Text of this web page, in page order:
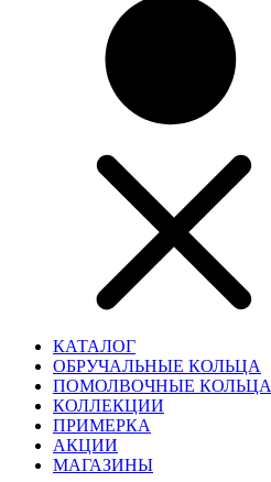
КАТАЛОГ
ОБРУЧАЛЬНЫЕ КОЛЬЦА
ПОМОЛВОЧНЫЕ КОЛЬЦА
КОЛЛЕКЦИИ
ПРИМЕРКА
АКЦИИ
МАГАЗИНЫ